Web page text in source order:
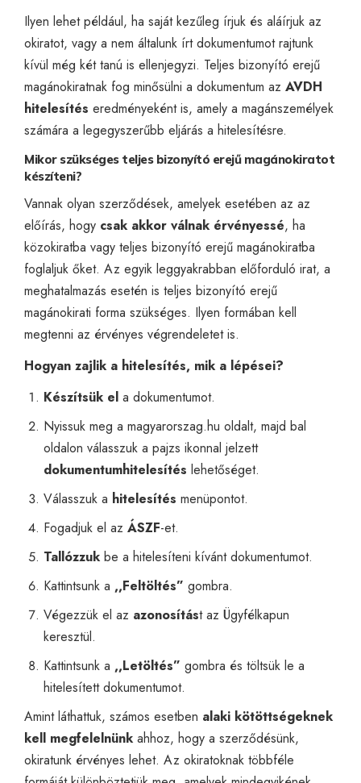
Ilyen lehet például, ha saját kezűleg írjuk és aláírjuk az
okiratot, vagy a nem általunk írt dokumentumot rajtunk
kívül még két tanú is ellenjegyzi. Teljes bizonyító erejű
magánokiratnak fog minősülni a dokumentum az AVDH
hitelesítés eredményeként is, amely a magánszemélyek
számára a legegyszerűbb eljárás a hitelesítésre.
Mikor szükséges teljes bizonyító erejű magánokiratot
készíteni?
Vannak olyan szerződések, amelyek esetében az az
előírás, hogy csak akkor válnak érvényessé, ha
közokiratba vagy teljes bizonyító erejű magánokiratba
foglaljuk őket. Az egyik leggyakrabban előforduló irat, a
meghatalmazás esetén is teljes bizonyító erejű
magánokirati forma szükséges. Ilyen formában kell
megtenni az érvényes végrendeletetis.
Hogyan zajlik a hitelesítés, mik a lépései?
Készítsük ela dokumentumot.
Nyissuk meg a magyarorszag.hu oldalt, majd bal
oldalon válasszuk a pajzs ikonnal jelzett
dokumentumhitelesítés lehetőséget.
Válasszuk a hitelesítés menüpontot.
Fogadjuk el az ÁSZF-et.
Tallózzukbe a hitelesíteni kívánt dokumentumot.
Kattintsunk a ,,Feltöltés” gombra.
Végezzük el az azonosítást az Ügyfélkapun
keresztül.
Kattintsunk a ,,Letöltés” gombra és töltsük le a
hitelesített dokumentumot.
Amint láthattuk, számos esetben alaki kötöttségeknek
kell megfelelnünk ahhoz, hogy a szerződésünk,
okiratunk érvényes lehet. Az okiratoknak többféle